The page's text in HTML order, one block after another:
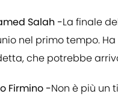
Salah -La finale
nel primo tempo.
che potrebbe
Firmino -Non è più un